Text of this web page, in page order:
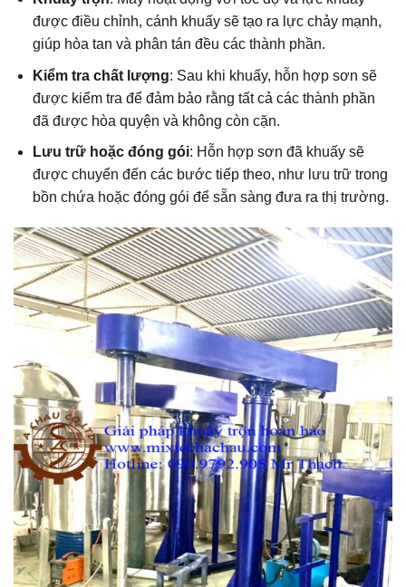
được điều chỉnh, cánh khuấy sẽ tạo ra lực chảy mạnh,
giúp hòa tan và phân tán đều các thành phần.
Kiểm tra chất lượng: Sau khi khuấy, hỗn hợp sơn sẽ
được kiểm tra để đảm bảo rằng tất cả các thành phần
đã được hòa quyện và không còn cặn.
Lưu trữ hoặc đóng gói: Hỗn hợp sơn đã khuấy sẽ
được chuyển đến các bước tiếp theo, như lưu trữ trong
bồn chứa hoặc đóng gói để sẵn sàng đưa ra thị trường.